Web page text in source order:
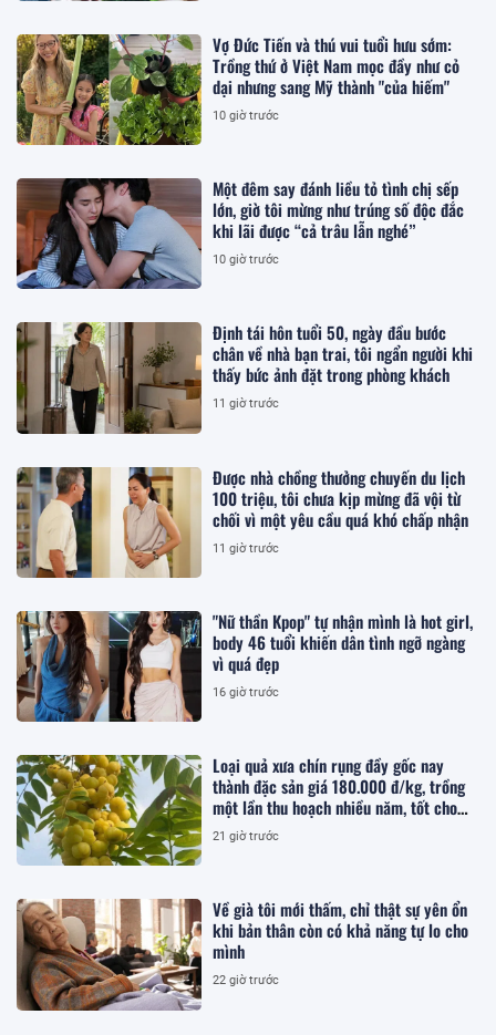
Vợ Đức Tiến và thú vui tuổi hưu sớm:
Trồng thứ ở Việt Nam mọc đầy như cỏ
dại nhưng sang Mỹ thành "của hiếm"
10 giờ trước
Một đêm say đánh liều tỏ tình chị sếp
lớn, giờ tôi mừng như trúng số độc đắc
khi lãi được “cả trâu lẫn nghé”
10 giờ trước
Định tái hôn tuổi 50, ngày đầu bước
chân về nhà bạn trai, tôi ngẩn người khi
thấy bức ảnh đặt trong phòng khách
11 giờ trước
Được nhà chồng thưởng chuyến du lịch
100 triệu, tôi chưa kịp mừng đã vội từ
chối vì một yêu cầu quá khó chấp nhận
11 giờ trước
"Nữ thần Kpop" tự nhận mình là hot girl,
body 46 tuổi khiến dân tình ngỡ ngàng
vì quá đẹp
16 giờ trước
Loại quả xưa chín rụng đầy gốc nay
thành đặc sản giá 180.000 đ/kg, trồng
một lần thu hoạch nhiều năm, tốt cho
sức khỏe
21 giờ trước
Về già tôi mới thấm, chỉ thật sự yên ổn
khi bản thân còn có khả năng tự lo cho
mình
22 giờ trước